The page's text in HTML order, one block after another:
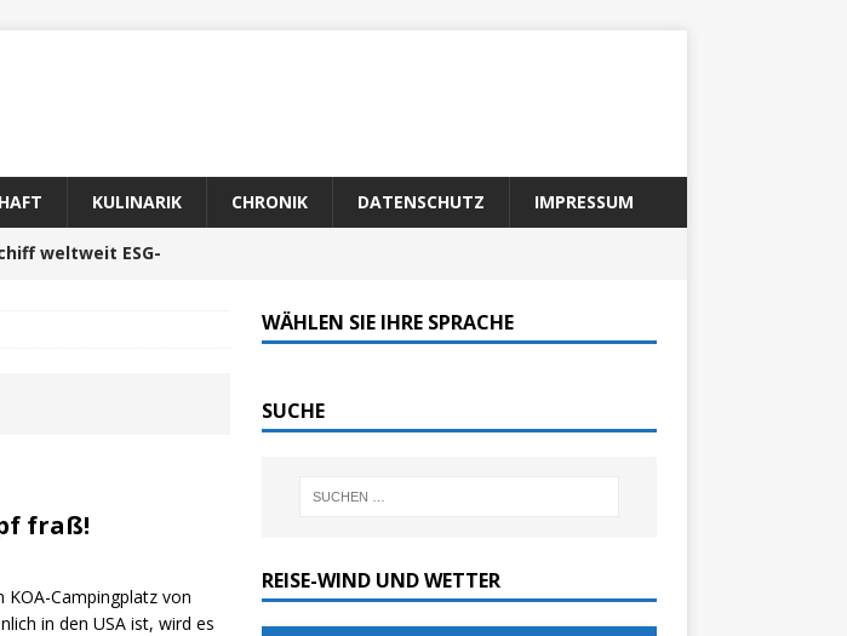
KULINARIK CHRONIK DATENSCHUTZ IMPRESSUM
weltweit ESG-
AG „EMS“
fraß!
Campingplatz von
in den USA ist, wird es
WÄHLEN SIE IHRE SPRACHE
SUCHE
REISE-WIND UND WETTER